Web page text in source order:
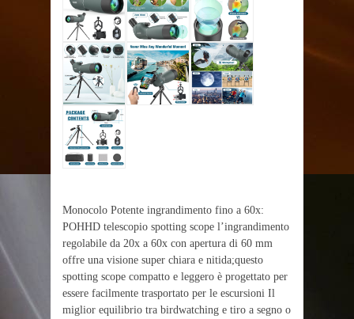
Monocolo Potente ingrandimento fino a 60x:
POHHD telescopio spotting scope l’ingrandimento
regolabile da 20x a 60x con apertura di 60 mm
offre una visione super chiara e nitida;questo
spotting scope compatto e leggero è progettato per
essere facilmente trasportato per le escursioni Il
miglior equilibrio tra birdwatching e tiro a segno o